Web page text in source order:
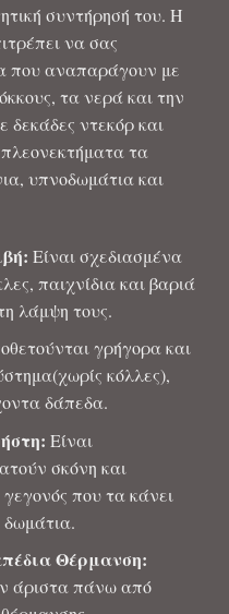
συντήρησή του. Η
να σας
που αναπαράγουν με
τα νερά και την
δεκάδες ντεκόρ και
τα
υπνοδωμάτια και
Είναι σχεδιασμένα
παιχνίδια και βαριά
λάμψη τους.
γρήγορα και
κόλλες),
δάπεδα.
Είναι
σκόνη και
που τα κάνει
δωμάτια.
Θέρμανση:
άριστα πάνω από